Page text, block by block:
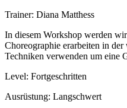
Skip
main
content
Trainer: Diana Matthess
In diesem Workshop werden
Choreographie erarbeiten in
Techniken verwenden um eine
Level: Fortgeschritten
Ausrüstung: Langschwert